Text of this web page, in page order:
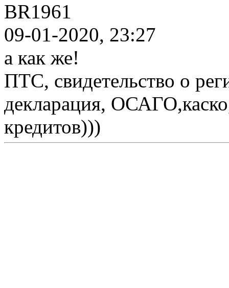
BR1961
09-01-2020, 23:27
а как же!
ПТС, свидетельство о
декларация,
кредитов)))